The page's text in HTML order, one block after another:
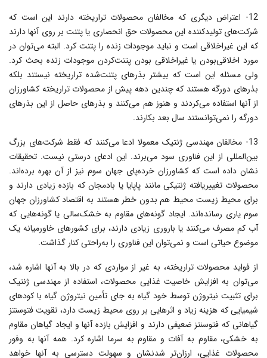
12- اعتراض دیگرى که مخالفان محصولات تراریخته دارند این است که
شرکت‌هاى تولیدکننده این محصولات حق انحصارى یا پتنت بر روى آنها دارند
که این غیراخلاقى است و نباید موجودات زنده را پتنت کرد. البته مى‌توان در
مورد اخلاقى‌بودن یا غیراخلاقى بودن پتنت‌کردن موجودات زنده بحث کرد.
ولى مسئله این است که بیشتر بذرهاى پتنت‌شده تراریخته نیستند‌ بلکه
بذرهاى دورگه هستند که چندین دهه پیش از محصولات تراریخته کشاورزان
از آنها استفاده مى‌کردند و هنوز هم مى‌کنند و بذرهاى حاصل از این بذرهاى
دورگه را نمى‌توانستند سال بعد بکارند.
13- مخالفان مهندسى ژنتیک معمولا ادعا می‌کنند که فقط شرکت‌هاى بزرگ
بین‌المللى از این فناورى سود مى‌برند. این ادعاى درستى نیست. تحقیقات
نشان داده است که کشاورزان خرده‌پاى جهان سوم نیز از آن بهره برده‌اند.
محصولات تغییریافته ژنتیکى مانند پاپایا‌ یا بادمجان که بازده زیادى دارند و
براى محیط زیست محیط هم بدون خطر هستند به اقتصاد کشاورزان جهان
سوم یارى رسانده‌اند. ایجاد گونه‌هاى مقاوم به خشک‌سالى یا گونه‌هایى که
آب کم مصرف مى‌کنند‌ یا بارورى زیادى دارند، براى کشورهاى خاورمیانه یک
موضوع حیاتى است و نمى‌توان این فناورى را به‌راحتى کنار گذاشت.
از فواید محصولات تراریخته، به غیر از مواردی که در بالا به آنها اشاره شد،
می‌توان به افزایش خاصیت غذایى محصولات، استفاده از مهندسى ژنتیک
براى تثبیت نیتروژن توسط خود گیاه به جاى تأمین نیتروژن گیاه با کودهاى
شیمیایى که هزینه زیاد و اثرهایى بر روى محیط زیست دارد، تقویت فتوسنتز
گیاهانى که فتوسنتز ضعیفى دارند و افزایش بازده آنها و ایجاد گیاهان مقاوم
به خشکى، مقاوم به آفات و مقاوم به سرما اشاره کرد. همه آنها به وفور
محصولات غذایى، ارزان‌تر شدنشان و سهولت دسترسى به آنها خواهد